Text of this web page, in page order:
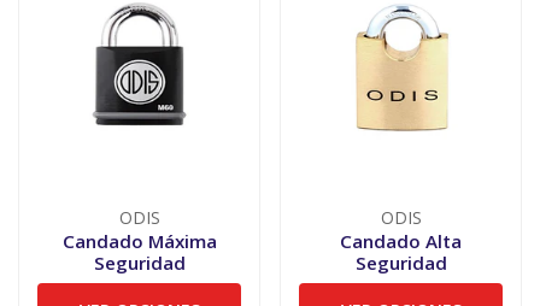
ODIS
Candado Máxima
Seguridad
ODIS
Candado Alta
Seguridad